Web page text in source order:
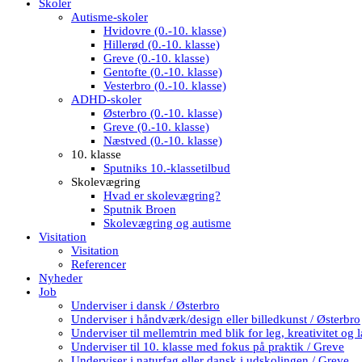
Skoler
Autisme-skoler
Hvidovre (0.-10. klasse)
Hillerød (0.-10. klasse)
Greve (0.-10. klasse)
Gentofte (0.-10. klasse)
Vesterbro (0.-10. klasse)
ADHD-skoler
Østerbro (0.-10. klasse)
Greve (0.-10. klasse)
Næstved (0.-10. klasse)
10. klasse
Sputniks 10.-klassetilbud
Skolevægring
Hvad er skolevægring?
Sputnik Broen
Skolevægring og autisme
Visitation
Visitation
Referencer
Nyheder
Job
Underviser i dansk / Østerbro
Underviser i håndværk/design eller billedkunst / Østerbro
Underviser til mellemtrin med blik for leg, kreativitet og
Underviser til 10. klasse med fokus på praktik / Greve